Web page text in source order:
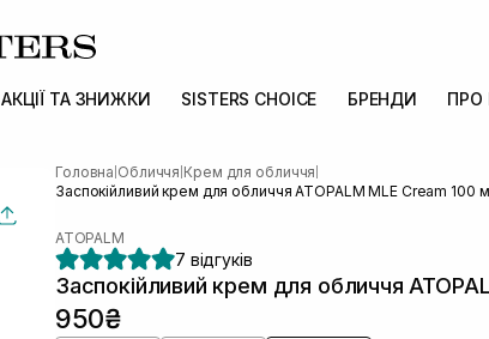
АКЦІЇ ТА ЗНИЖКИ SISTERS CHOICE БРЕНДИ ПРО
Головна Обличчя Крем для обличчя
Заспокійливий крем для обличчя ATOPALM MLE Cream 100
ATOPALM
7 відгуків
Заспокійливий крем для обличчя
950₴